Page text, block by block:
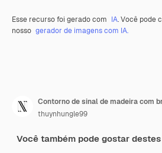
Esse recurso foi gerado com IA. Você pode
nosso gerador de imagens com IA.
thuynhungle99
Você também pode gostar destes